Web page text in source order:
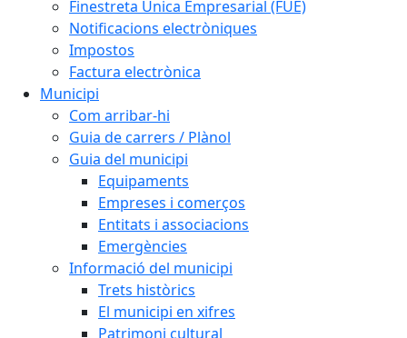
Finestreta Única Empresarial (FUE)
Notificacions electròniques
Impostos
Factura electrònica
Municipi
Com arribar-hi
Guia de carrers / Plànol
Guia del municipi
Equipaments
Empreses i comerços
Entitats i associacions
Emergències
Informació del municipi
Trets històrics
El municipi en xifres
Patrimoni cultural